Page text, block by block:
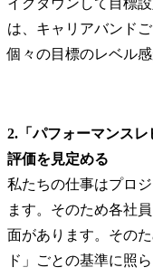
イクダウンして目標
は、キャリアバンド
個々の目標のレベル
2.「パフォーマンス
評価を見定める
私たちの仕事はプロ
ます。そのため各社
面があります。その
ド」ごとの基準に照